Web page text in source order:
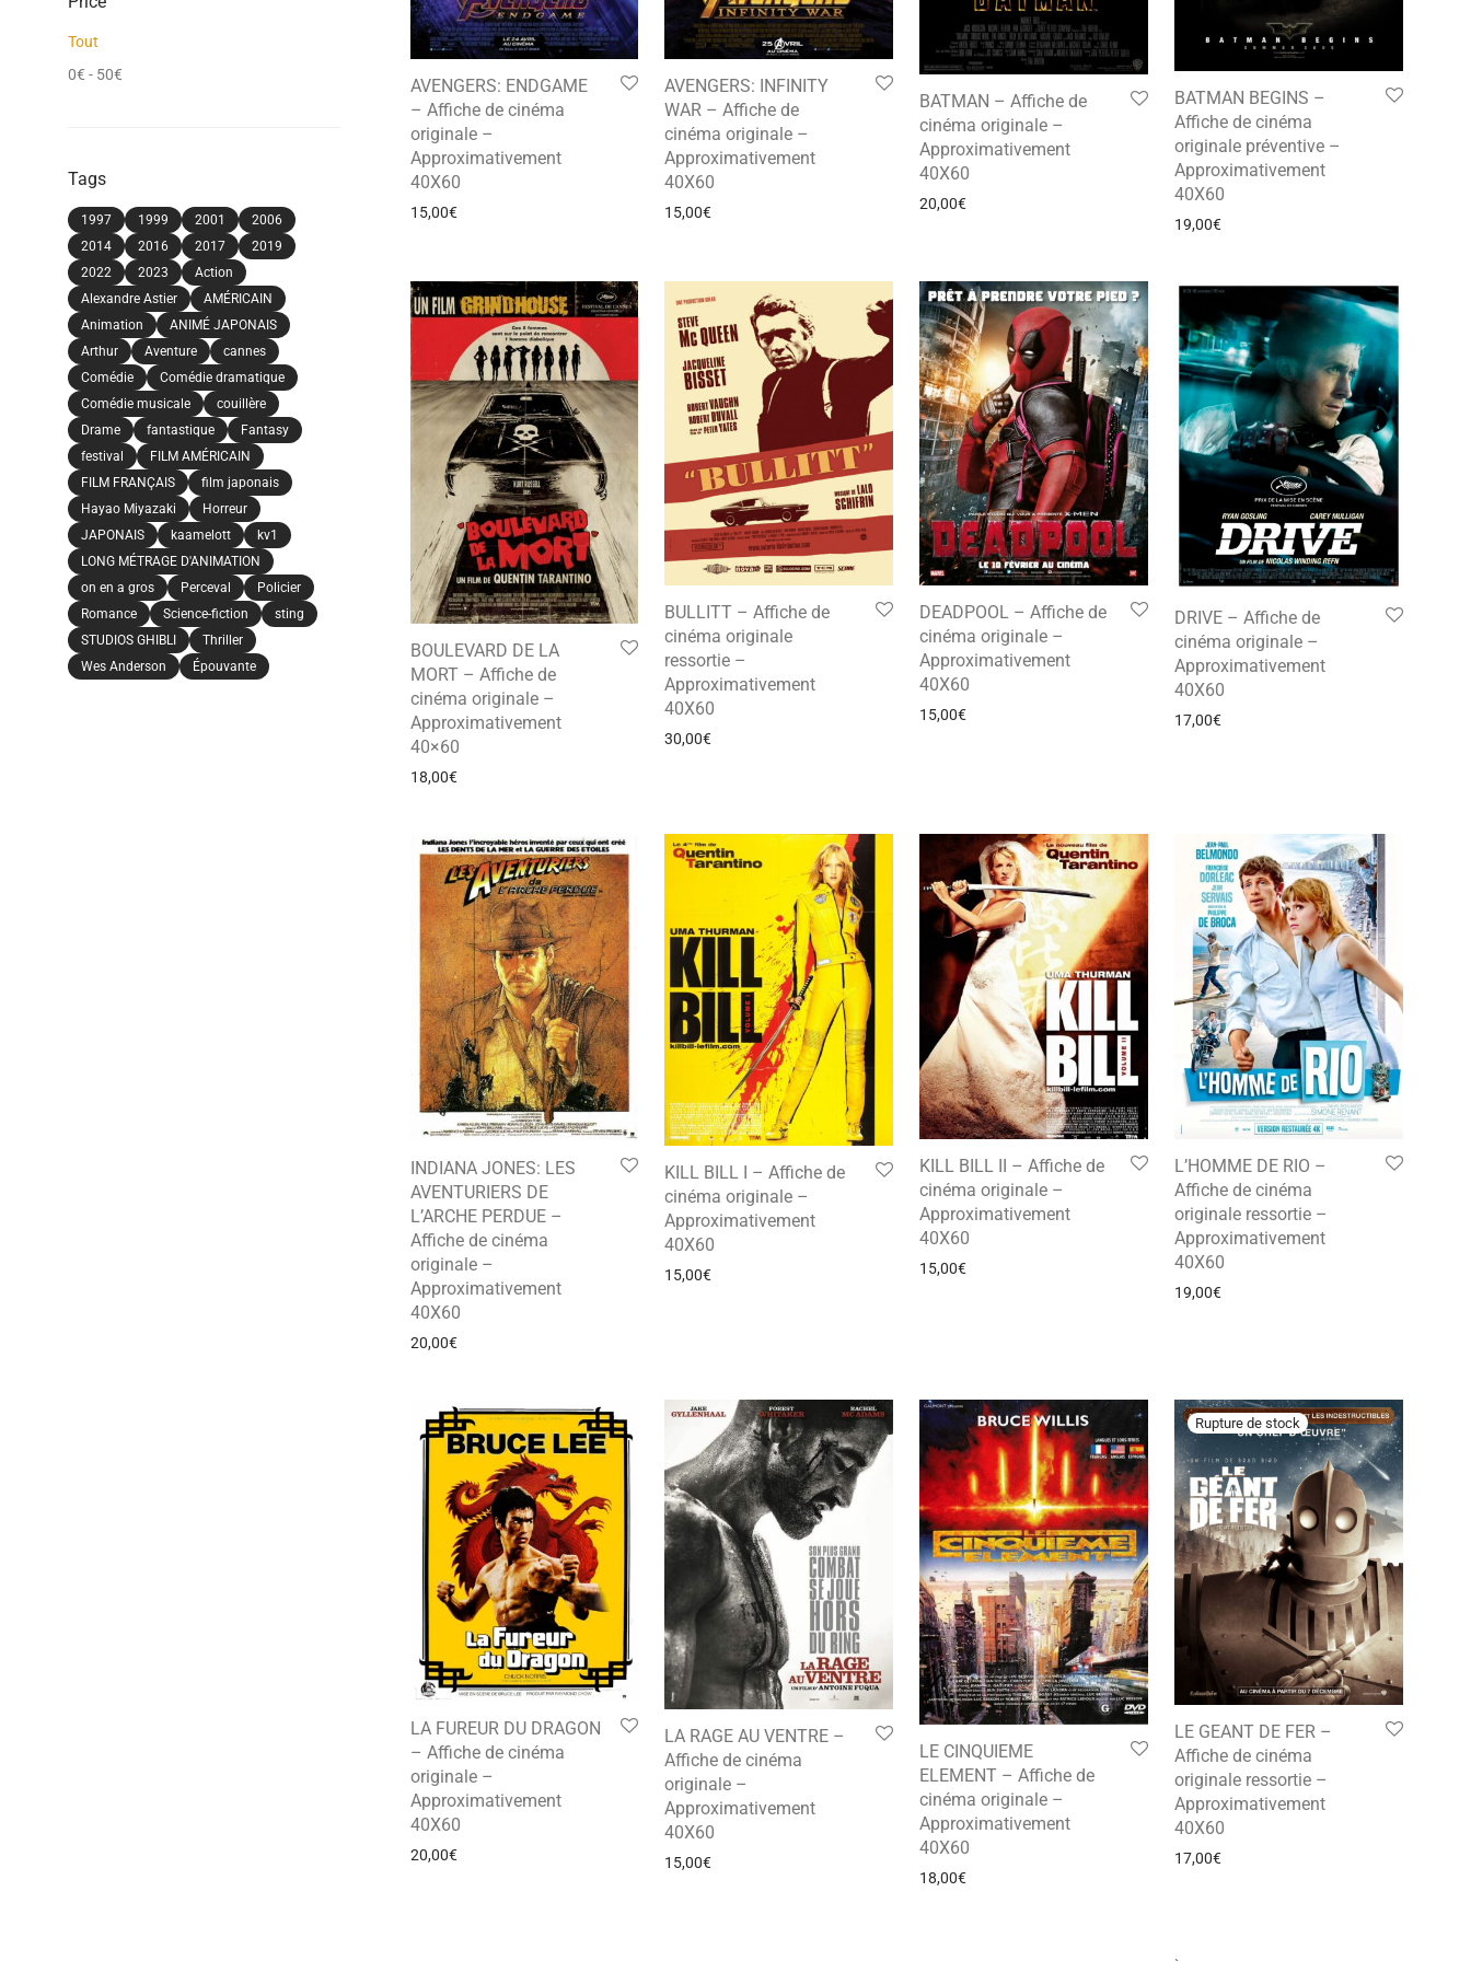
Tout
0€ - 50€
Tags
1997 1999 2001
2006
2014
2016 2017
2019
2022
2023
Action
Alexandre Astier
AMÉRICAIN
Animation
ANIMÉ JAPONAIS
Arthur
Aventure
cannes
Comédie
Comédie dramatique
Comédie musicale
couillère
Drame
fantastique
Fantasy
festival
FILM AMÉRICAIN
FILM FRANÇAIS
film japonais
Hayao Miyazaki
Horreur
JAPONAIS
kaamelott
kv1
LONG MÉTRAGE D'ANIMATION
on en a gros
Perceval
Policier
Romance
Science-fiction
sting
STUDIOS GHIBLI
Thriller
Wes Anderson
Épouvante
AVENGERS: ENDGAME
– Affiche de cinéma
originale –
Approximativement
40X60
15,00€
AVENGERS: INFINITY
WAR – Affiche de
cinéma originale –
Approximativement
40X60
15,00€
BATMAN – Affiche de
cinéma originale –
Approximativement
40X60
20,00€
BATMAN BEGINS –
Affiche de cinéma
originale préventive –
Approximativement
40X60
19,00€
BOULEVARD DE LA
MORT – Affiche de
cinéma originale –
Approximativement
40×60
18,00€
BULLITT – Affiche de
cinéma originale
ressortie –
Approximativement
40X60
30,00€
DEADPOOL – Affiche de
cinéma originale –
Approximativement
40X60
15,00€
DRIVE – Affiche de
cinéma originale –
Approximativement
40X60
17,00€
INDIANA JONES: LES
AVENTURIERS DE
L’ARCHE PERDUE –
Affiche de cinéma
originale –
Approximativement
40X60
20,00€
KILL BILL I – Affiche de
cinéma originale –
Approximativement
40X60
15,00€
KILL BILL II – Affiche de
cinéma originale –
Approximativement
40X60
15,00€
L’HOMME DE RIO –
Affiche de cinéma
originale ressortie –
Approximativement
40X60
19,00€
LA FUREUR DU DRAGON
– Affiche de cinéma
originale –
Approximativement
40X60
20,00€
LA RAGE AU VENTRE –
Affiche de cinéma
originale –
Approximativement
40X60
15,00€
LE CINQUIEME
ELEMENT – Affiche de
cinéma originale –
Approximativement
40X60
18,00€
LE GEANT DE FER –
Affiche de cinéma
originale ressortie –
Approximativement
40X60
17,00€